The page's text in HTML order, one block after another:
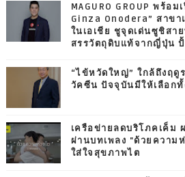
MAGURO GROUP พร้อ
Ginza Onodera” สาข
ในเอเชีย ชูจุดเด่นซูชิสา
สรรวัตถุดิบแท้จากญี่ปุ่น
“ไข้หวัดใหญ่” ใกล้ถึงฤดู
วัคซีน ปัจจุบันมีให้เลือก
เครือข่ายลดบริโภคเค็ม
ผ่านบทเพลง "ด้วยความ
ใส่ใจสุขภาพไต